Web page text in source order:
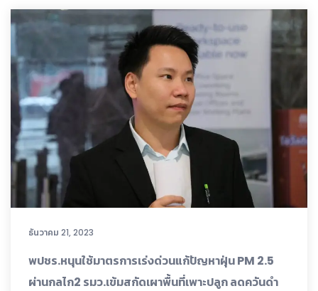
ธันวาคม 21, 2023
พปชร.หนุนใช้มาตรการเร่งด่วนแก้ปัญหาฝุ่น PM 2.5
ผ่านกลไก2 รมว.เข้มสกัดเผาพื้นที่เพาะปลูก ลดควันดำ